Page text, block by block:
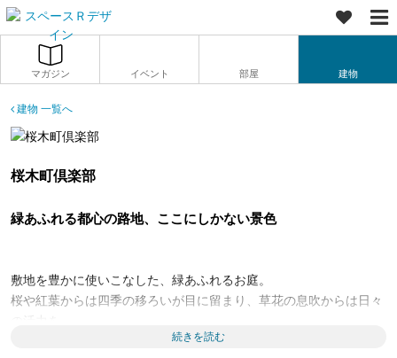
マガジン イベント 部屋 建物
建物 一覧へ
桜木町倶楽部
緑あふれる都心の路地、ここにしかない景色
敷地を豊かに使いこなした、緑あふれるお庭。
桜や紅葉からは四季の移ろいが目に留まり、草花の息吹からは日々
周辺の敷地にも緑が多く、路地に面する建物が一体となって、この
続きを読む